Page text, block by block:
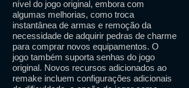
nível do jogo original, embora com
algumas melhorias, como troca
instantânea de armas e remoção da
necessidade de adquirir pedras de charme
para comprar novos equipamentos. O
jogo também suporta senhas do jogo
original. Novos recursos adicionados ao
remake incluem configurações adicionais